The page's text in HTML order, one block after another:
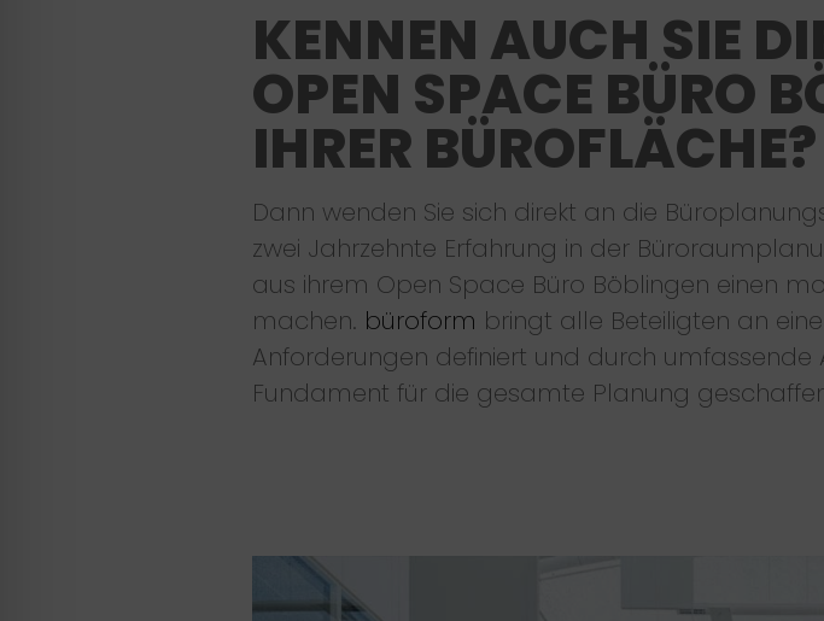
KENNEN AUCH SIE
OPEN SPACE BÜRO
IHRER BÜROFLÄCHE?
Dann wenden Sie sich direkt an die
zwei Jahrzehnte Erfahrung in der
aus ihrem Open Space Büro Böblingen einen
machen. büroform bringt alle Beteiligten an
Anforderungen definiert und durch
Fundament für die gesamte Planung